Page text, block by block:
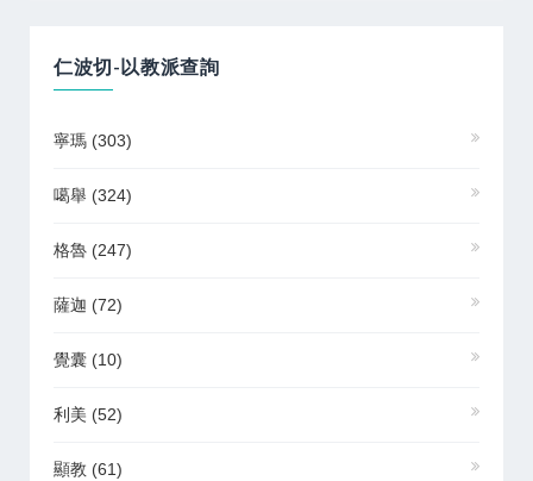
仁波切-以教派查詢
寧瑪 (303)
噶舉 (324)
格魯 (247)
薩迦 (72)
覺囊 (10)
利美 (52)
顯教 (61)